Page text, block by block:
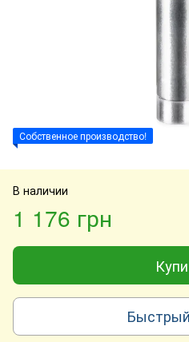
Собственное производство!
В наличии
1 176 грн